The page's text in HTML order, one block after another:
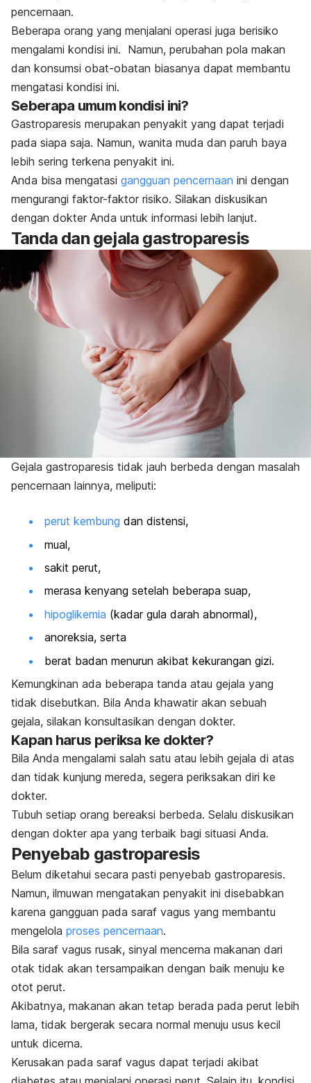
pencernaan.
Beberapa orang yang menjalani operasi juga berisiko
mengalami kondisi ini. Namun, perubahan pola makan
dan konsumsi obat-obatan biasanya dapat membantu
mengatasi kondisi ini.
Seberapa umum kondisi ini?
Gastroparesis merupakan penyakit yang dapat terjadi
pada siapa saja. Namun, wanita muda dan paruh baya
lebih sering terkena penyakit ini.
Anda bisa mengatasi gangguan pencernaan ini dengan
mengurangi faktor-faktor risiko. Silakan diskusikan
dengan dokter Anda untuk informasi lebih lanjut.
Tanda dan gejala gastroparesis
Gejala gastroparesis tidak jauh berbeda dengan masalah
pencernaan lainnya, meliputi:
perut kembung dan distensi,
mual,
sakit perut,
merasa kenyang setelah beberapa suap,
hipoglikemia (kadar gula darah abnormal),
anoreksia, serta
berat badan menurun akibat kekurangan gizi.
Kemungkinan ada beberapa tanda atau gejala yang
tidak disebutkan. Bila Anda khawatir akan sebuah
gejala, silakan konsultasikan dengan dokter.
Kapan harus periksa ke dokter?
Bila Anda mengalami salah satu atau lebih gejala di atas
dan tidak kunjung mereda, segera periksakan diri ke
dokter.
Tubuh setiap orang bereaksi berbeda. Selalu diskusikan
dengan dokter apa yang terbaik bagi situasi Anda.
Penyebab gastroparesis
Belum diketahui secara pasti penyebab gastroparesis.
Namun, ilmuwan mengatakan penyakit ini disebabkan
karena gangguan pada saraf vagus yang membantu
mengelola proses pencernaan.
Bila saraf vagus rusak, sinyal mencerna makanan dari
otak tidak akan tersampaikan dengan baik menuju ke
otot perut.
Akibatnya, makanan akan tetap berada pada perut lebih
lama, tidak bergerak secara normal menuju usus kecil
untuk dicerna.
Kerusakan pada saraf vagus dapat terjadi akibat